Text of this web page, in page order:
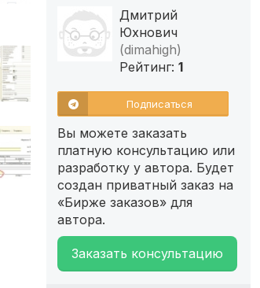
Дмитрий
Юхнович
(dimahigh)
Рейтинг: 1
Подписаться
Вы можете заказать
платную консультацию или
разработку у автора. Будет
создан приватный заказ на
«Бирже заказов» для
автора.
Заказать консультацию